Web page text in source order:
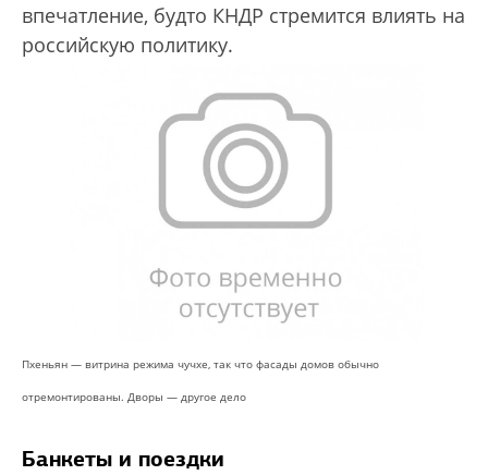
впечатление, будто КНДР стремится влиять на
российскую политику.
Пхеньян — витрина режима чучхе, так что фасады домов обычно
отремонтированы. Дворы — другое дело
Банкеты и поездки